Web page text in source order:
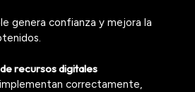
genera confianza y mejora la
recursos digitales
correctamente,